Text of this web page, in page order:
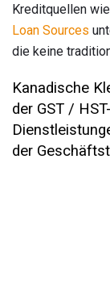
Kreditquellen
Loan Sources
die keine
Kanadische
der GST /
der